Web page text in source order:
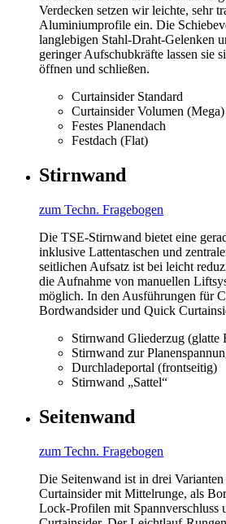
Verdecken setzen wir leichte, sehr
Aluminiumprofile ein. Die
langlebigen Stahl-Draht-Gelenken
geringer Aufschubkräfte lassen sie
öffnen und schließen.
Curtainsider Standard
Curtainsider Volumen (Mega)
Festes Planendach
Festdach (Flat)
Stirnwand
zum Techn. Fragebogen
Die TSE-Stirnwand bietet eine
inklusive Lattentaschen und
seitlichen Aufsatz ist bei leicht
die Aufnahme von manuellen
möglich. In den Ausführungen für
Bordwandsider und Quick
Stirnwand Gliederzug (glatte
Stirnwand zur
Durchladeportal (frontseitig)
Stirnwand „Sattel“
Seitenwand
zum Techn. Fragebogen
Die Seitenwand ist in drei
Curtainsider mit Mittelrunge, als
Lock-Profilen mit Spannverschluss